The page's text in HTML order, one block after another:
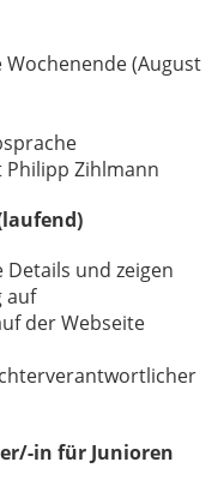
Wochenende (August
Philipp Zihlmann
und zeigen
auf
der Webseite
in für Junioren